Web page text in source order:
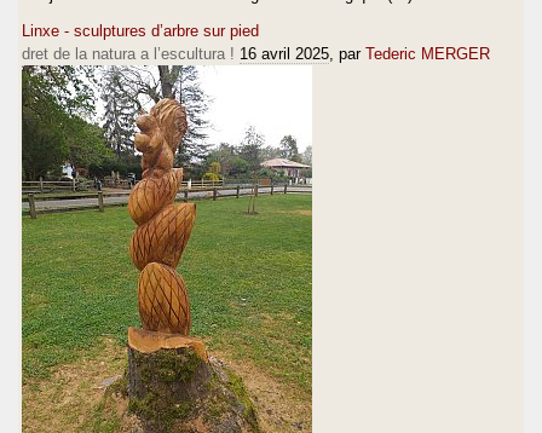
Linxe - sculptures d’arbre sur pied
dret de la natura a l’escultura ! 16 avril 2025 , par Tederic MERGER